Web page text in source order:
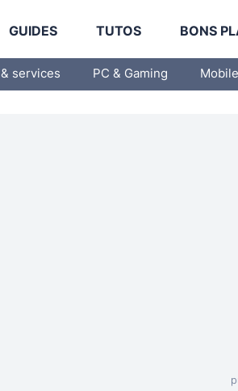
GUIDES TUTOS BONS
services PC & Gaming